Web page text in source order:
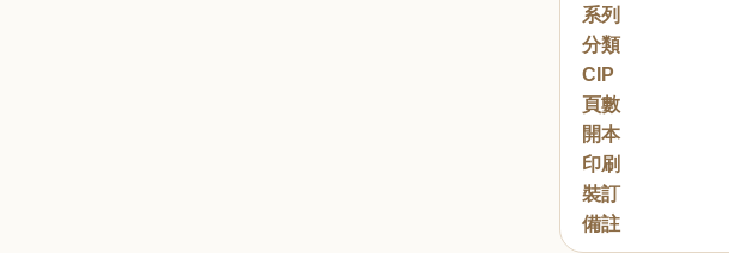
系列
分類
CIP
頁數
開本
印刷
裝訂
備註